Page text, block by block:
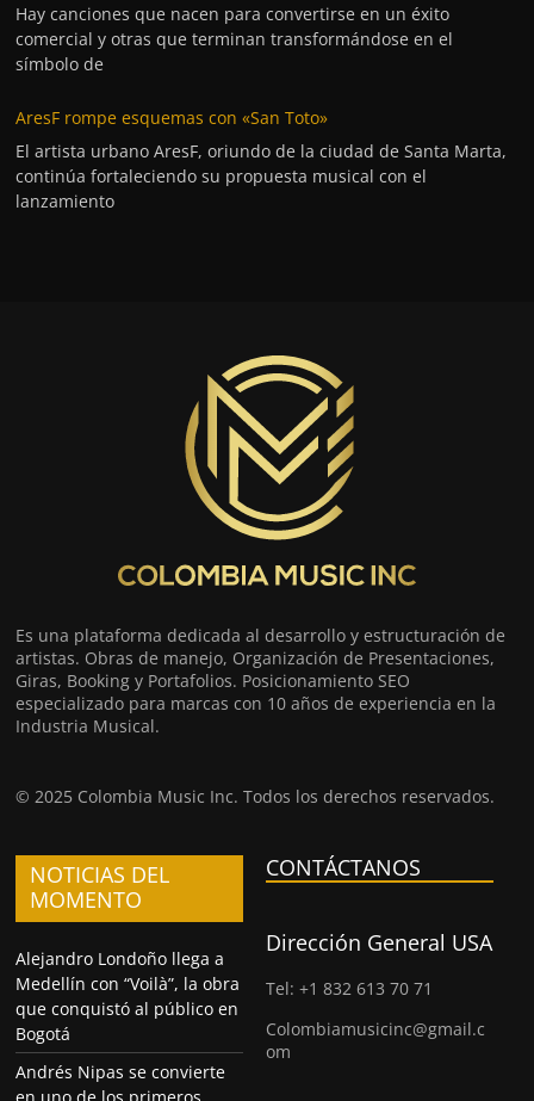
Hay canciones que nacen para convertirse en un éxito
comercial y otras que terminan transformándose en el
símbolo de
AresF rompe esquemas con «San Toto»
El artista urbano AresF, oriundo de la ciudad de Santa Marta,
continúa fortaleciendo su propuesta musical con el
lanzamiento
Es una plataforma dedicada al desarrollo y estructuración de
artistas. Obras de manejo, Organización de Presentaciones,
Giras, Booking y Portafolios. Posicionamiento SEO
especializado para marcas con 10 años de experiencia en la
Industria Musical.
© 2025 Colombia Music Inc. Todos los derechos reservados.
NOTICIAS DEL
MOMENTO
Alejandro Londoño llega a
Medellín con “Voilà”, la obra
que conquistó al público en
Bogotá
Andrés Nipas se convierte
en uno de los primeros
CONTÁCTANOS
Dirección General USA
Tel: +1 832 613 70 71
Colombiamusicinc@gmail.c
om